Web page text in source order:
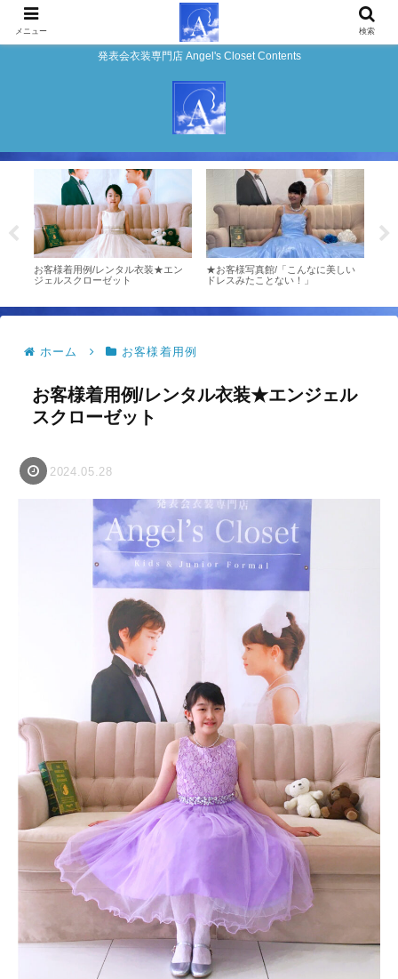
発表会衣装専門店 Angel's Closet Contents
お客様着用例/レンタル衣装★エン
ジェルスクローゼット
★お客様写真館/「こんなに美しい
ドレスみたことない！」
ホーム お客様着用例
お客様着用例/レンタル衣装★エンジェル
スクローゼット
2024.05.28
メニュー 検索